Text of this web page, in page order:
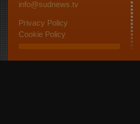
info@sudnews.tv
Privacy Policy
Cookie Policy